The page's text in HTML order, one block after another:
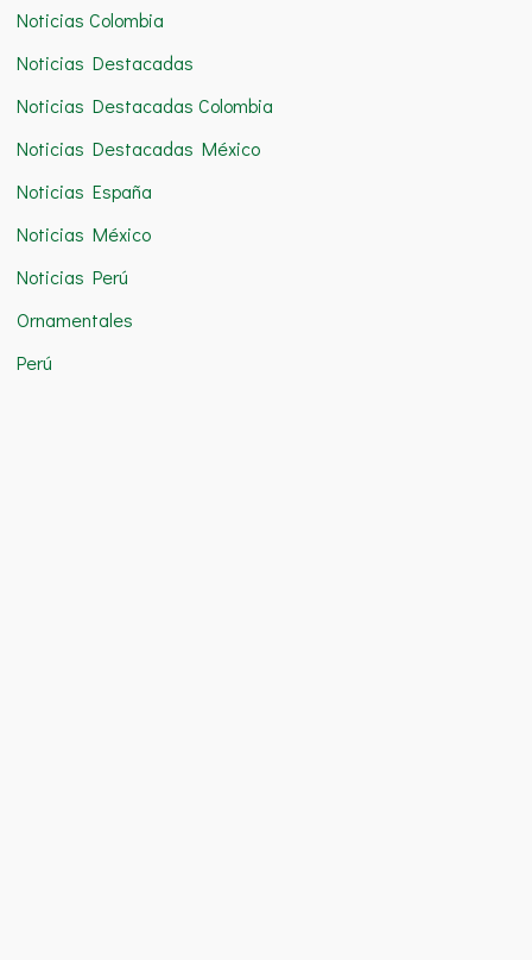
Noticias Colombia
Noticias Destacadas
Noticias Destacadas Colombia
Noticias Destacadas México
Noticias España
Noticias México
Noticias Perú
Ornamentales
Perú